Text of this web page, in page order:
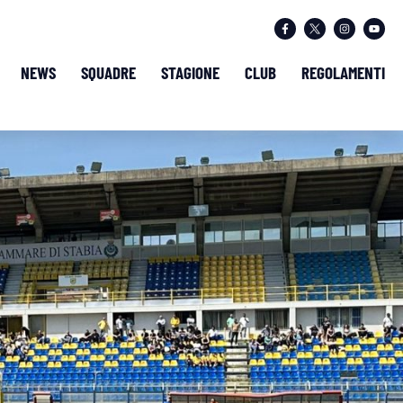
NEWS SQUADRE STAGIONE CLUB REGOLAMENTI